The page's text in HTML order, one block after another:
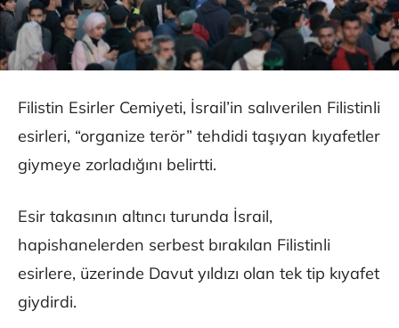
Filistin Esirler Cemiyeti, İsrail’in salıverilen Filistinli
esirleri, “organize terör” tehdidi taşıyan kıyafetler
giymeye zorladığını belirtti.
Esir takasının altıncı turunda İsrail,
hapishanelerden serbest bırakılan Filistinli
esirlere, üzerinde Davut yıldızı olan tek tip kıyafet
giydirdi.